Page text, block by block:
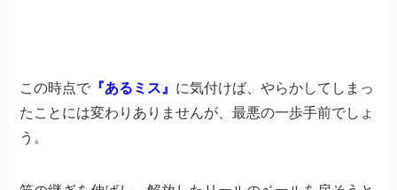
この時点で 『あるミス』 に気付けば、やらかしてしまっ
たことには変わりありませんが、最悪の一歩手前でしょ
う。